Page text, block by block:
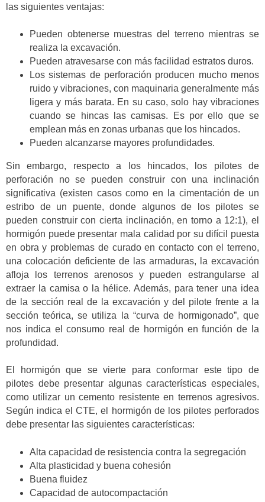
las siguientes ventajas:
Pueden obtenerse muestras del terreno mientras se
realiza la excavación.
Pueden atravesarse con más facilidad estratos duros.
Los sistemas de perforación producen mucho menos
ruido y vibraciones, con maquinaria generalmente más
ligera y más barata. En su caso, solo hay vibraciones
cuando se hincas las camisas. Es por ello que se
emplean más en zonas urbanas que los hincados.
Pueden alcanzarse mayores profundidades.
Sin embargo, respecto a los hincados, los pilotes de
perforación no se pueden construir con una inclinación
significativa (existen casos como en la cimentación de un
estribo de un puente, donde algunos de los pilotes se
pueden construir con cierta inclinación, en torno a 12:1), el
hormigón puede presentar mala calidad por su difícil puesta
en obra y problemas de curado en contacto con el terreno,
una colocación deficiente de las armaduras, la excavación
afloja los terrenos arenosos y pueden estrangularse al
extraer la camisa o la hélice. Además, para tener una idea
de la sección real de la excavación y del pilote frente a la
sección teórica, se utiliza la “curva de hormigonado”, que
nos indica el consumo real de hormigón en función de la
profundidad.
El hormigón que se vierte para conformar este tipo de
pilotes debe presentar algunas características especiales,
como utilizar un cemento resistente en terrenos agresivos.
Según indica el CTE, el hormigón de los pilotes perforados
debe presentar las siguientes características:
Alta capacidad de resistencia contra la segregación
Alta plasticidad y buena cohesión
Buena fluidez
Capacidad de autocompactación